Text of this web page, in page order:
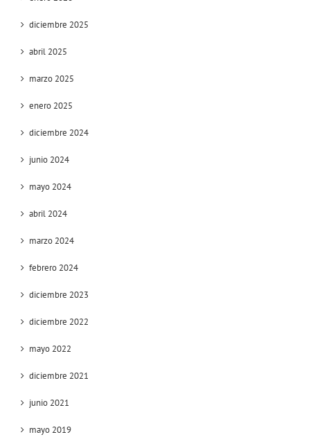
diciembre 2025
abril 2025
marzo 2025
enero 2025
diciembre 2024
junio 2024
mayo 2024
abril 2024
marzo 2024
febrero 2024
diciembre 2023
diciembre 2022
mayo 2022
diciembre 2021
junio 2021
mayo 2019